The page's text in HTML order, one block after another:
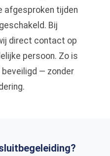
afgesproken tijden
Bij
direct contact op
persoon. Zo is
— zonder